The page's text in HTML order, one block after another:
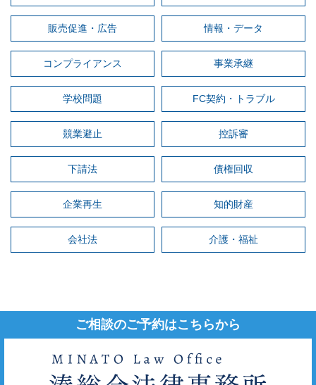
販売促進・広告 情報・データ
コンプライアンス 事業承継
学校問題 FC契約・トラブル
競業避止 控訴審
下請法 債権回収
企業再生 知的財産
会社法 介護・福祉
ご相談のご予約はこちらから